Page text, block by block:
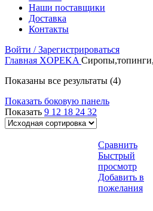
Наши поставщики
Доставка
Контакты
Войти / Зарегистрироваться
Главная XOPEKA
Показаны все результаты (4)
Показать боковую панель
Показать 9 12 18 24 32
Сравнить
Быстрый
просмотр
Добавить в
пожелания